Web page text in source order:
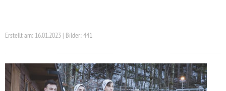
Erstellt am: 16.01.2023 | Bilder: 441